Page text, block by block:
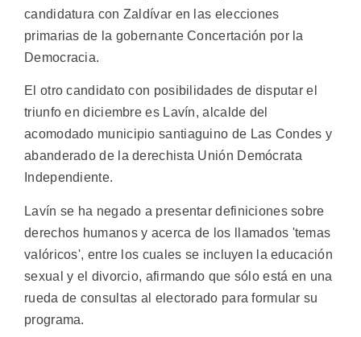
candidatura con Zaldívar en las elecciones
primarias de la gobernante Concertación por la
Democracia.
El otro candidato con posibilidades de disputar el
triunfo en diciembre es Lavín, alcalde del
acomodado municipio santiaguino de Las Condes y
abanderado de la derechista Unión Demócrata
Independiente.
Lavín se ha negado a presentar definiciones sobre
derechos humanos y acerca de los llamados 'temas
valóricos', entre los cuales se incluyen la educación
sexual y el divorcio, afirmando que sólo está en una
rueda de consultas al electorado para formular su
programa.